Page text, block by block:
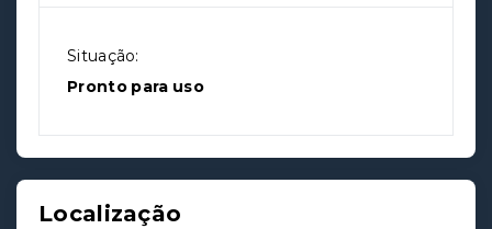
Situação:
Pronto para uso
Localização